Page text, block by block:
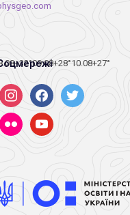
+32°09.08+28°10.08+27°
instagramfacebooktwitter
flickr youtube